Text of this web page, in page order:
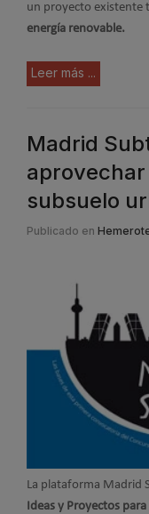
un proyecto existente
energía renovable.
Leer más ...
Madrid
subsuelo
Publicado en
La plataforma Madrid
Ideas y Proyectos